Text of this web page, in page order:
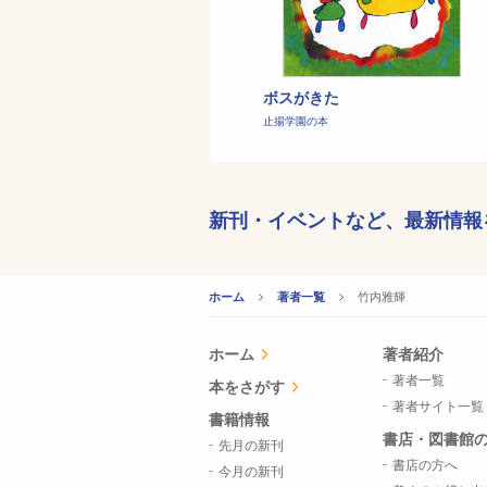
ボスがきた
止揚学園の本
新刊・イベントなど、 最新情
ホーム 著者一覧 CURRENT:
竹内雅輝
ホーム
本をさがす
書籍情報
先月の新刊
今月の新刊
著者紹介
著者一覧
著者サイト一覧
書店・図書館
書店の方へ